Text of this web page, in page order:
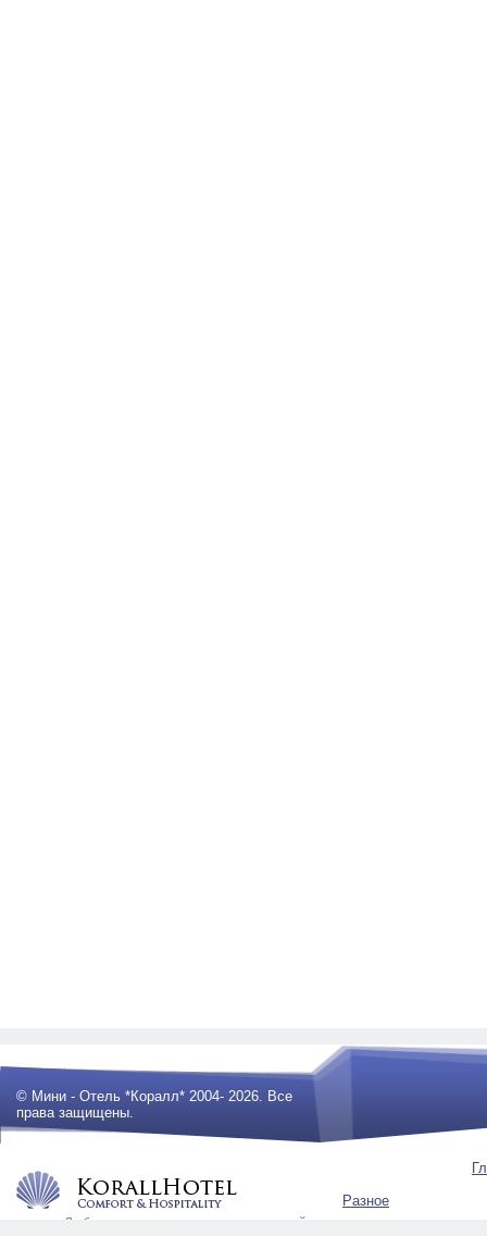
© Мини - Отель *Коралл* 2004- 2026. Все
права защищены.
Любое использование материалов сайта
Разное